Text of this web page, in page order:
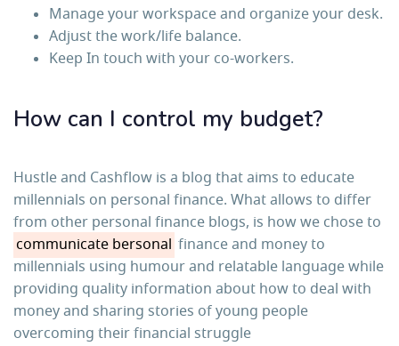
Manage your workspace and organize your desk.
Adjust the work/life balance.
Keep In touch with your co-workers.
How can I control my budget?
Hustle and Cashflow is a blog that aims to educate
millennials on personal finance. What allows to differ
from other personal finance blogs, is how we chose to
communicate bersonal finance and money to
millennials using humour and relatable language while
providing quality information about how to deal with
money and sharing stories of young people
overcoming their financial struggle